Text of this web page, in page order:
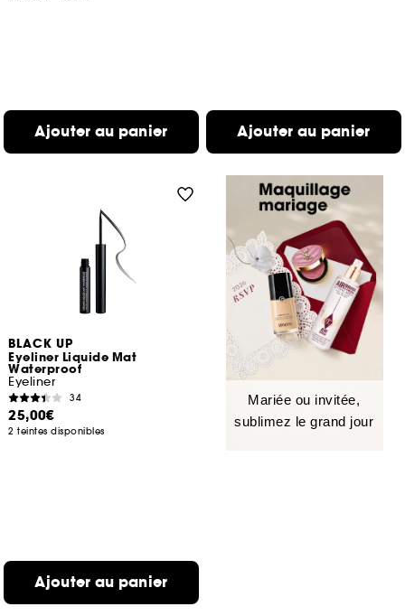
Ajouter au panier Ajouter au panier
BLACK UP
Eyeliner Liquide Mat
Waterproof
Eyeliner
34
25,00€
2 teintes disponibles
Ajouter au panier
Mariée ou invitée,
sublimez le grand jour